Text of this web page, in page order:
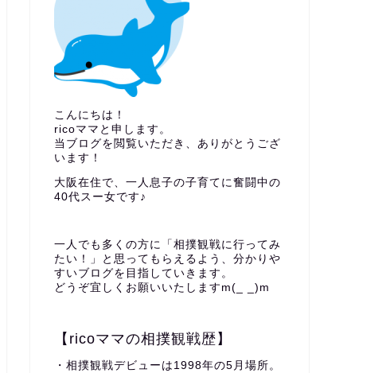
こんにちは！
ricoママと申します。
当ブログを閲覧いただき、ありがとうござ
います！
大阪在住で、一人息子の子育てに奮闘中の
40代スー女です♪
一人でも多くの方に「相撲観戦に行ってみ
たい！」と思ってもらえるよう、分かりや
すいブログを目指していきます。
どうぞ宜しくお願いいたしますm(_ _)m
【ricoママの相撲観戦歴】
・相撲観戦デビューは1998年の5月場所。